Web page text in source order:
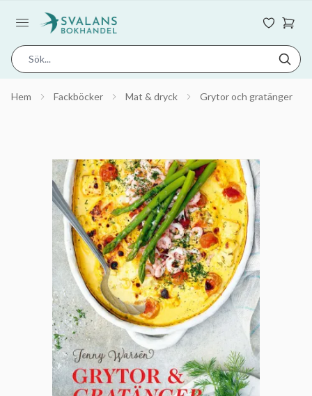
Hem Fackböcker Mat & dryck Grytor och gratänger